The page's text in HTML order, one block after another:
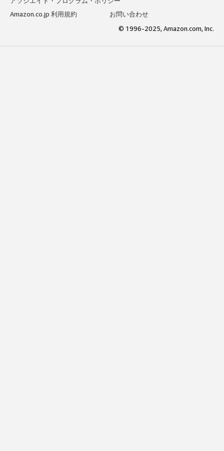
Amazon.co.jp 利用規約
お問い合わせ
© 1996-2025, Amazon.com, Inc.